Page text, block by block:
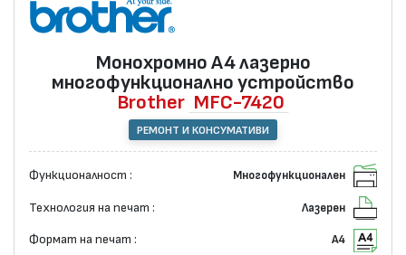
Монохромно А4 лазернo
многофункционално устройство
Brother MFC-7420
РЕМОНТ И КОНСУМАТИВИ
Функционалност : Многофункционален
Технология на печат : Лазерен
Формат на печат : А4